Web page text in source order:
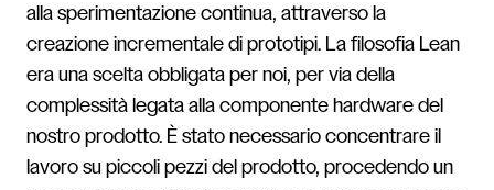
alla sperimentazione continua, attraverso la
creazione incrementale di prototipi. La filosofia Lean
era una scelta obbligata per noi, per via della
complessità legata alla componente hardware del
nostro prodotto. È stato necessario concentrare il
lavoro su piccoli pezzi del prodotto, procedendo un